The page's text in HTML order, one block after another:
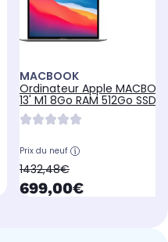
MACBOOK
Ordinateur Apple
13' M1 8Go RAM 512Go SSD
Prix du neuf
oldPrice
1432,48€
currentPrice
699,00€